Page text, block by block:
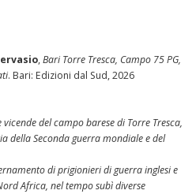
,Bari Torre Tresca, Campo 75 PG,
. Bari: Edizioni dal Sud, 2026
del campo barese di Torre Tresca,
della Seconda guerra mondiale e del
di prigionieri di guerra inglesi e
Africa, nel tempo subì diverse